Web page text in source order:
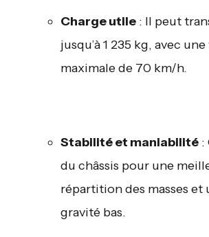
Charge utile : Il peut
jusqu’à 1 235 kg, avec
maximale de 70 km/h.
Stabilité et maniabilité :
du châssis pour une
répartition des masses et
gravité bas.